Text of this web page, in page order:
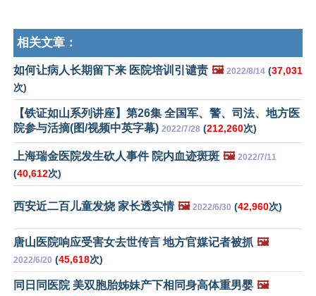
相关文章：
如何让病人长期留下来 医院培训引谴责 🖼️ 2022/8/14 (37,031
次)
【铁证如山系列讲座】第26集 全国军、警、司法、地方医
院参与活摘(图/视频中英字幕) 2022/7/28 (212,260次)
上海瑞金医院发生砍人事件 院内血迹斑斑 🖼️ 2022/7/11
(40,612次)
西安近二百儿童发烧 家长透实情 🖼️ 2022/6/30 (42,960次)
唐山医院响应受害女去世传言 地方官媒记者被抓 🖼️
2022/6/20 (45,618次)
同日同医院 美双胞胎姊妹产下相同身高体重男婴 🖼️